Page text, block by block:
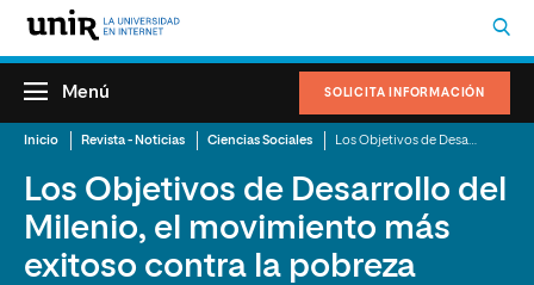
SOLICITA INFORMACIÓN
Menú
Inicio Revista - Noticias Ciencias Sociales
Los Objetivos de Desarrollo del
Milenio, el movimiento más
exitoso contra la pobreza